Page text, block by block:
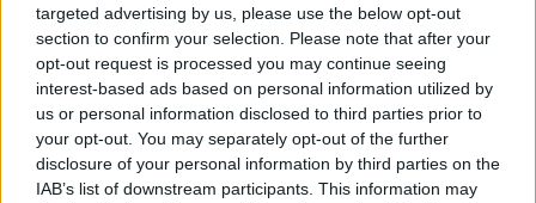
targeted advertising by us, please use the below opt-out
section to confirm your selection. Please note that after your
opt-out request is processed you may continue seeing
interest-based ads based on personal information utilized by
us or personal information disclosed to third parties prior to
your opt-out. You may separately opt-out of the further
disclosure of your personal information by third parties on the
IAB’s list of downstream participants. This information may
Προσθέστε το ΕΘΝΟΣ στη Google
Τροχαίο δυστύχημασημειώθηκε τα
ξημερώματα της Κυριακής στηνΙερά Οδό
την εμπλοκή μηχανής.